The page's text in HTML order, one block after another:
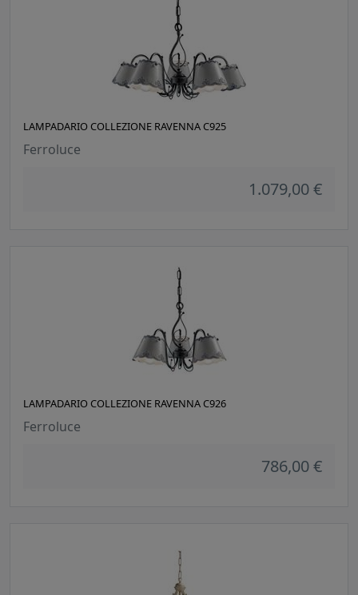
LAMPADARIO COLLEZIONE RAVENNA C925
Ferroluce
1.079,00 €
LAMPADARIO COLLEZIONE RAVENNA C926
Ferroluce
786,00 €